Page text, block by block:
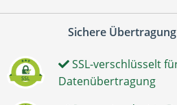
Sichere
SSL-verschlüsselt
Datenübertragung